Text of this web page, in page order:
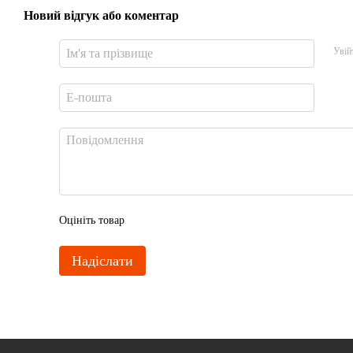
Новий відгук або коментар
Оцініть товар
Надіслати